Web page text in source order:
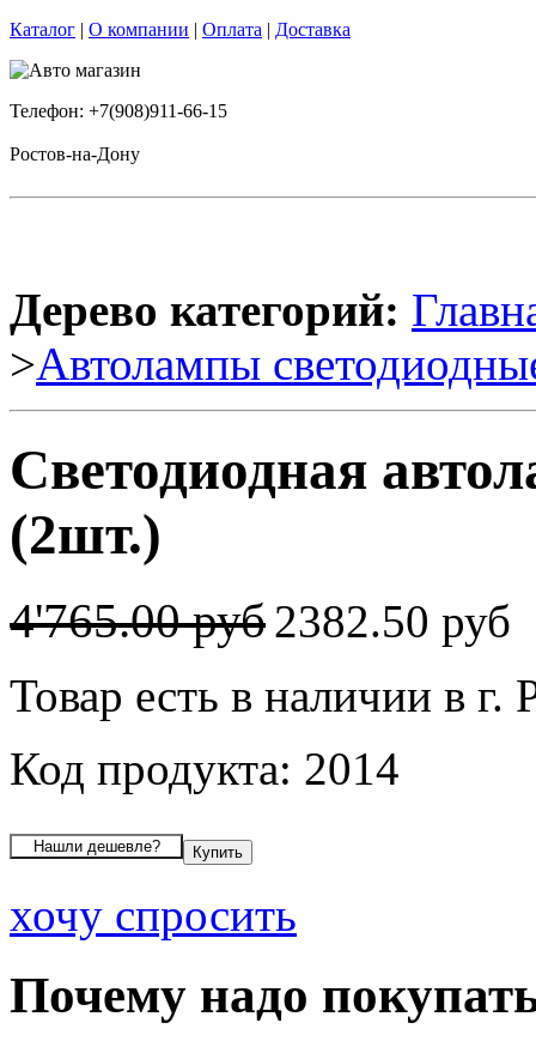
Каталог | О компании | Оплата | Доставка
Телефон: +7(908)911-66-15
Ростов-на-Дону
Дерево категорий:
>Автолампы
Светодиодная
(2шт.)
4'765.00 руб2382.50 руб
Товар есть в наличии в г.
Код продукта: 2014
хочу спросить
Почему надо